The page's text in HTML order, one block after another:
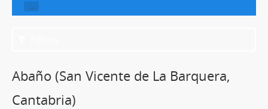
...
Abaño (San Vicente de La Barquera,
Cantabria)